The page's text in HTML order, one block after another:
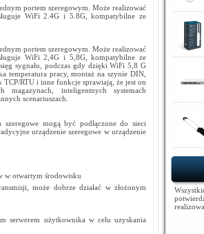
portem szeregowym. Może realizować
WiFi 2.4G i 5.8G, kompatybilne ze
portem szeregowym. Może realizować
WiFi 2,4G i 5,8G, kompatybilne ze
sygnału, podczas gdy dzięki WiFi 5,8 G
temperatura pracy, montaż na szynie DIN,
RTU i inne funkcje sprawiają, że jest on
inteligentnych systemach
scenariuszach.
mogą być podłączone do sieci
urządzenie szeregowe w urządzenie
w otwartym środowisku
może dobrze działać w złożonym
serwerem użytkownika w celu uzyskania